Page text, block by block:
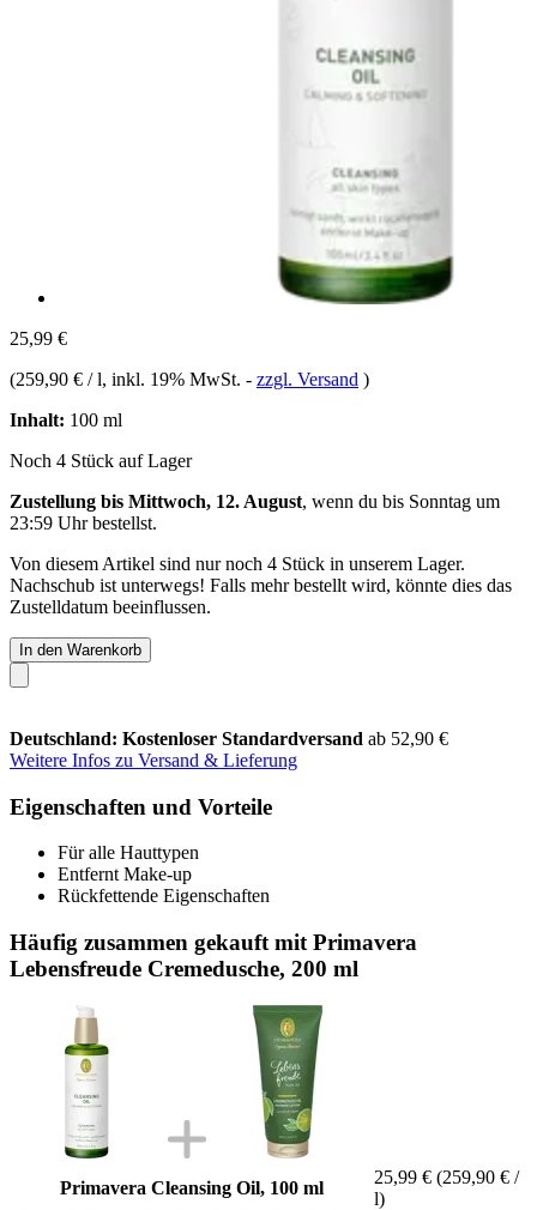
25,99 €
(259,90 € / l, inkl. 19% MwSt. - zzgl. Versand )
Inhalt: 100 ml
Noch 4 Stück auf Lager
Zustellung bis Mittwoch, 12. August, wenn du bis Sonntag um
23:59 Uhrbestellst.
Von diesem Artikel sind nur noch 4 Stück in unserem Lager.
Nachschub ist unterwegs! Falls mehr bestellt wird, könnte dies das
Zustelldatum beeinflussen.
In den Warenkorb
Deutschland: Kostenloser Standardversand ab 52,90 €
Weitere Infos zu Versand & Lieferung
Eigenschaften und Vorteile
Für alle Hauttypen
Entfernt Make-up
Rückfettende Eigenschaften
Häufig zusammen gekauft mit Primavera
Lebensfreude Cremedusche, 200 ml
Primavera Cleansing Oil, 100 ml
25,99 € (259,90 € /
l)